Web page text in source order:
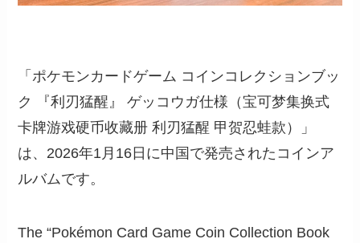
「ポケモンカードゲーム コインコレクションブッ
ク 『利刃猛醒』 ゲッコウガ仕様（宝可梦集换式
卡牌游戏硬币收藏册 利刃猛醒 甲贺忍蛙款）」
は、2026年1月16日に中国で発売されたコインア
ルバムです。
The “Pokémon Card Game Coin Collection Book